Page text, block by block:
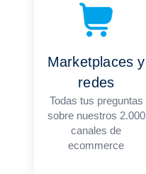
Marketplaces y
redes
Todas tus preguntas
sobre nuestros 2.000
canales de
ecommerce